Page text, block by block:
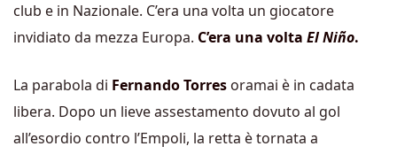
club e in Nazionale. C’era una volta un giocatore
invidiato da mezza Europa. C’era una volta El Niño.
La parabola di Fernando Torres oramai è in cadata
libera. Dopo un lieve assestamento dovuto al gol
all’esordio contro l’Empoli, la retta è tornata a